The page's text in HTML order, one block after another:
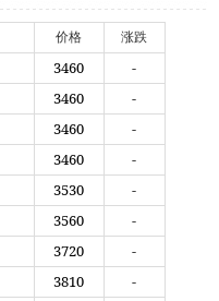
价格
涨跌
3460 -
3460 -
3460 -
3460 -
3530 -
3560 -
3720 -
3810 -